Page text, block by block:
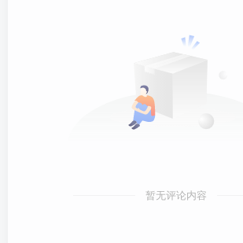
暂无评论内容